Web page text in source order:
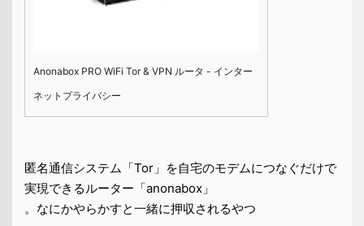
Anonabox PRO WiFi Tor & VPN ルータ - インター
ネットプライバシー
匿名通信システム「Tor」を自宅のモデムにつなぐだけで
実現できるルーター「anonabox」
。なにかやらかすと一緒に押収されるやつ